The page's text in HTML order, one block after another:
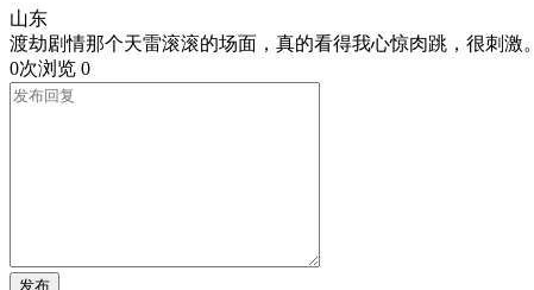
山东
渡劫剧情那个天雷滚滚的场面，真的看得我心惊肉跳，很刺激。
0次浏览 0
发布